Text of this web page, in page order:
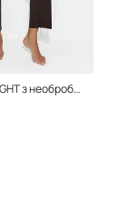
Джинси STRAIGHT з необробленим нижнім краєм, Espresso